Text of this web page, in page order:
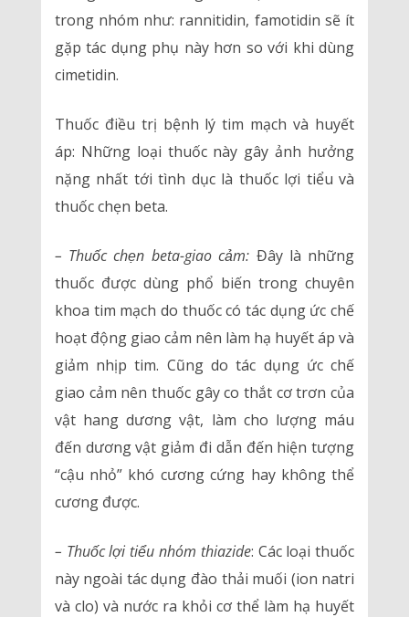
trong nhóm như: rannitidin, famotidin sẽ ít
gặp tác dụng phụ này hơn so với khi dùng
cimetidin.
Thuốc điều trị bệnh lý tim mạch và huyết
áp: Những loại thuốc này gây ảnh hưởng
nặng nhất tới tình dục là thuốc lợi tiểu và
thuốc chẹn beta.
– Thuốc chẹn beta-giao cảm: Đây là những
thuốc được dùng phổ biến trong chuyên
khoa tim mạch do thuốc có tác dụng ức chế
hoạt động giao cảm nên làm hạ huyết áp và
giảm nhịp tim. Cũng do tác dụng ức chế
giao cảm nên thuốc gây co thắt cơ trơn của
vật hang dương vật, làm cho lượng máu
đến dương vật giảm đi dẫn đến hiện tượng
“cậu nhỏ” khó cương cứng hay không thể
cương được.
– Thuốc lợi tiểu nhóm thiazide: Các loại thuốc
này ngoài tác dụng đào thải muối (ion natri
và clo) và nước ra khỏi cơ thể làm hạ huyết